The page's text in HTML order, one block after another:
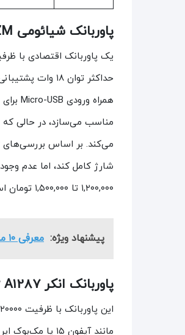
پاوربانک شیائومی Redmi PB200LZM
شارژ کامل کند، اما عدم
۱,۲۰۰,۰۰۰ تا ۱,۵۰۰,۰۰۰ تومان است و گزینه‌ای ایده‌آل برای بودجه‌های محدود محسوب می‌شود.
پیشنهاد ویژه: معرفی ۱۰ مدل برتر دسته بازی برای پابجی موبایل
پاوربانک انکر Anker A1287